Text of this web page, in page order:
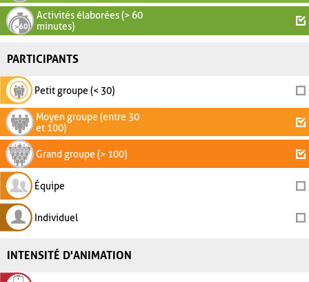
Activités élaborées (> 60
minutes)
PARTICIPANTS
Petit groupe (< 30)
Moyen groupe (entre 30
et 100)
Grand groupe (> 100)
Équipe
Individuel
INTENSITÉ D'ANIMATION